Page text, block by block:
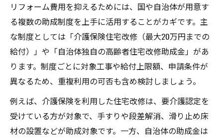
リフォーム費用を抑えるためには、国や自治体が用意す
る複数の助成制度を上手に活用することがカギです。主
な制度としては「介護保険住宅改修（最大20万円までの
給付）」や「自治体独自の高齢者住宅改修助成金」があ
ります。制度ごとに対象工事や給付上限額、申請条件が
異なるため、重複利用の可否も含め検討しましょう。
例えば、介護保険を利用した住宅改修は、要介護認定を
受けている方が対象で、手すりや段差解消、滑り止め床
材の設置などが助成対象です。一方、自治体の助成金は